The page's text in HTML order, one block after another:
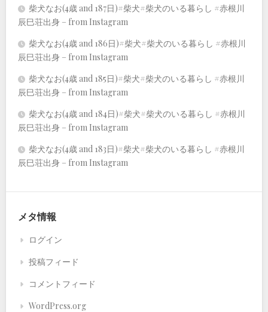
柴犬なお(4歳 and 187日)#柴犬#柴犬のいる暮らし #赤根川
辰巳荘出身 – from Instagram
柴犬なお(4歳 and 186日)#柴犬#柴犬のいる暮らし #赤根川
辰巳荘出身 – from Instagram
柴犬なお(4歳 and 185日)#柴犬#柴犬のいる暮らし #赤根川
辰巳荘出身 – from Instagram
柴犬なお(4歳 and 184日)#柴犬#柴犬のいる暮らし #赤根川
辰巳荘出身 – from Instagram
柴犬なお(4歳 and 183日)#柴犬#柴犬のいる暮らし #赤根川
辰巳荘出身 – from Instagram
メタ情報
ログイン
投稿フィード
コメントフィード
WordPress.org